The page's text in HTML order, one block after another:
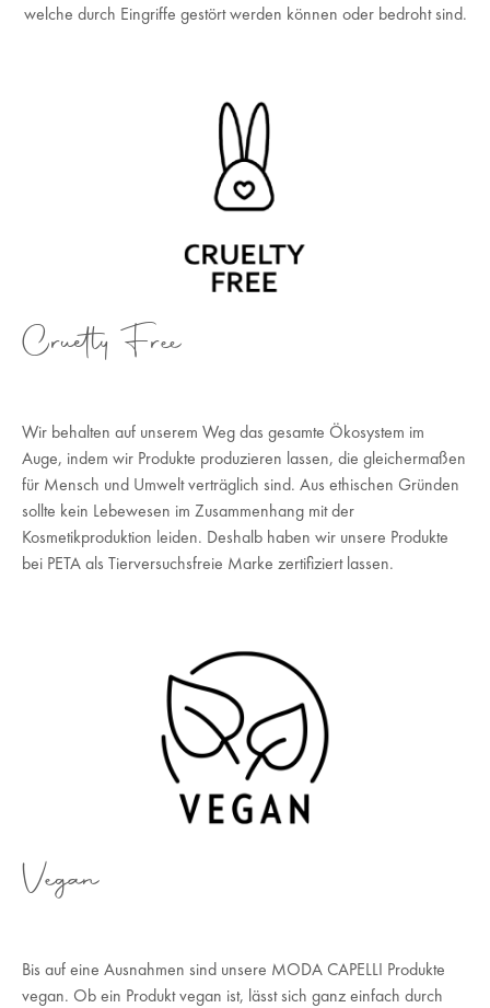
welche durch Eingriffe gestört werden können oder bedroht sind.
Cruetly Free
Wir behalten auf unserem Weg das gesamte Ökosystem im
Auge, indem wir Produkte produzieren lassen, die gleichermaßen
für Mensch und Umwelt verträglich sind. Aus ethischen Gründen
sollte kein Lebewesen im Zusammenhang mit der
Kosmetikproduktion leiden. Deshalb haben wir unsere Produkte
bei PETA als Tierversuchsfreie Marke zertifiziert lassen.
Vegan
Bis auf eine Ausnahmen sind unsere MODA CAPELLI Produkte
vegan. Ob ein Produkt vegan ist, lässt sich ganz einfach durch